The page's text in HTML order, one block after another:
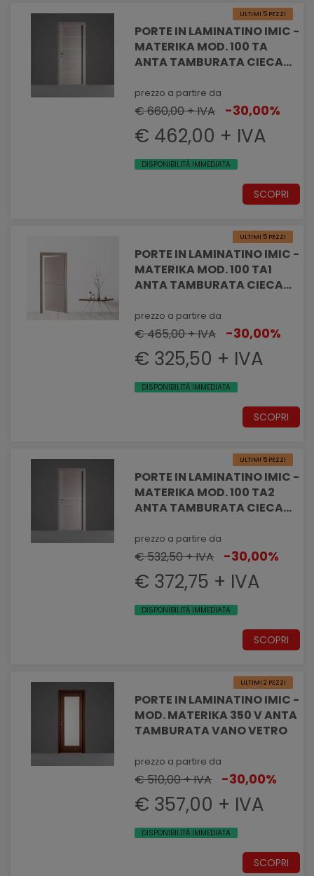
ULTIMI 5 PEZZI
PORTE IN LAMINATINO IMIC -
MATERIKA MOD. 100 TA
ANTA TAMBURATA CIECA
INSERTI IN ALLUMINIO
prezzo a partire da
€ 660,00 + IVA -30,00%
€ 462,00 + IVA
DISPONIBILITÀ IMMEDIATA
SCOPRI
ULTIMI 5 PEZZI
PORTE IN LAMINATINO IMIC -
MATERIKA MOD. 100 TA1
ANTA TAMBURATA CIECA
INSERTO IN ALLUMINIO
prezzo a partire da
€ 465,00 + IVA -30,00%
€ 325,50 + IVA
DISPONIBILITÀ IMMEDIATA
SCOPRI
ULTIMI 5 PEZZI
PORTE IN LAMINATINO IMIC -
MATERIKA MOD. 100 TA2
ANTA TAMBURATA CIECA
INSERTI IN ALLUMINIO
prezzo a partire da
€ 532,50 + IVA -30,00%
€ 372,75 + IVA
DISPONIBILITÀ IMMEDIATA
SCOPRI
ULTIMI 2 PEZZI
PORTE IN LAMINATINO IMIC -
MOD. MATERIKA 350 V ANTA
TAMBURATA VANO VETRO
prezzo a partire da
€ 510,00 + IVA -30,00%
€ 357,00 + IVA
DISPONIBILITÀ IMMEDIATA
SCOPRI